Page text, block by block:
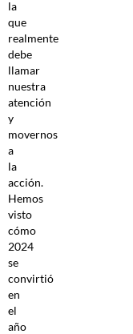
la
que
realmente
debe
llamar
nuestra
atención
y
movernos
a
la
acción.
Hemos
visto
cómo
2024
se
convirtió
en
el
año